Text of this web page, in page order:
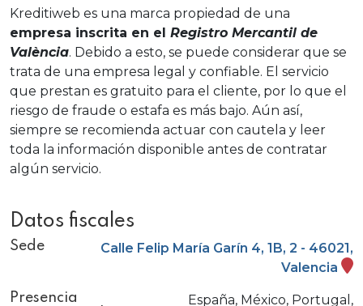
Kreditiweb es una marca propiedad de una
empresa inscrita en el Registro Mercantil de
València. Debido a esto, se puede considerar que se
trata de una empresa legal y confiable. El servicio
que prestan es gratuito para el cliente, por lo que el
riesgo de fraude o estafa es más bajo. Aún así,
siempre se recomienda actuar con cautela y leer
toda la información disponible antes de contratar
algún servicio.
Datos fiscales
Sede
Calle Felip María Garín 4, 1B, 2 - 46021,
Valencia
Presencia
España, México, Portugal,